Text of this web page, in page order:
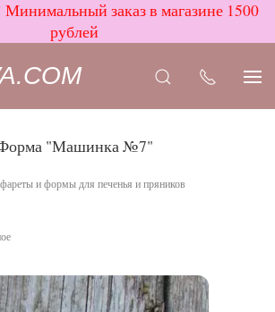
Минимальный заказ в магазине 1500
рублей
"Машинка №7"
и формы для печенья и пряников